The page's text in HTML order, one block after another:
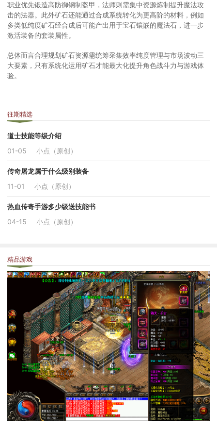
职业优先锻造高防御钢制盔甲，法师则需集中资源炼制提升魔法攻
击的法器。此外矿石还能通过合成系统转化为更高阶的材料，例如
多类低纯度矿石经合成后可能产出用于宝石镶嵌的魔法石，进一步
激活装备的套装属性。
总体而言合理规划矿石资源需统筹采集效率纯度管理与市场波动三
大要素，只有系统化运用矿石才能最大化提升角色战斗力与游戏体
验。
往期精选
道士技能等级介绍
01-05
小点（原创）
传奇屠龙属于什么级别装备
11-01
小点（原创）
热血传奇手游多少级送技能书
04-15
小点（原创）
精品游戏